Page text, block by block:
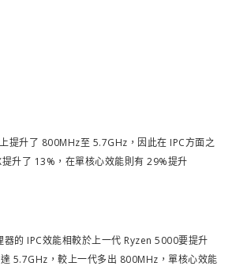
提升了 800MHz至 5.7GHz，因此在 IPC方面之
升了 13%，在單核心效能則有 29%提升
的 IPC效能相較於上一代 Ryzen 5000要提升
5.7GHz，較上一代多出 800MHz，單核心效能